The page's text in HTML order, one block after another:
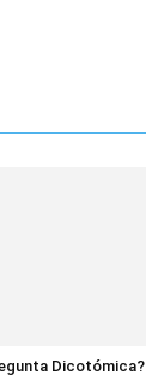
Dicotómica?